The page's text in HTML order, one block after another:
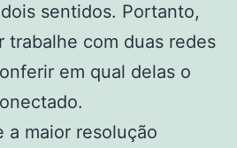
sentidos. Portanto,
trabalhe com duas redes
em qual delas o
a maior resolução